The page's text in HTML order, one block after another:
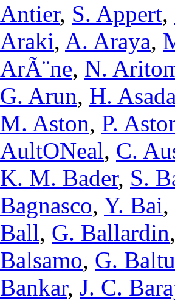
Antier, S. Appert,
Araki, A. Araya,
ArÃ¨ne, N.
G. Arun, H.
M. Aston, P.
AultONeal, C.
K. M. Bader, S.
Bagnasco, Y. Bai,
Ball, G. Ballardin
Balsamo, G.
Bankar, J. C.